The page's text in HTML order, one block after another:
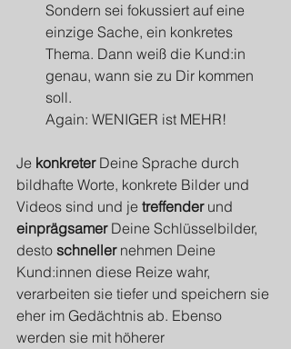
Sondern sei fokussiert auf eine
einzige Sache, ein konkretes
Thema. Dann weiß die Kund:in
genau, wann sie zu Dir kommen
soll.
Again: WENIGER ist MEHR!
Je konkreter Deine Sprache durch
bildhafte Worte, konkrete Bilder und
Videos sind und je treffender und
einprägsamer Deine Schlüsselbilder,
desto schneller nehmen Deine
Kund:innen diese Reize wahr,
verarbeiten sie tiefer und speichern sie
eher im Gedächtnis ab. Ebenso
werden sie mit höherer